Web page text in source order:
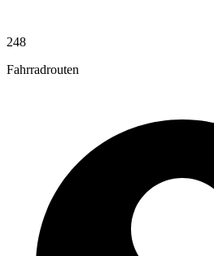
248
Fahrradrouten